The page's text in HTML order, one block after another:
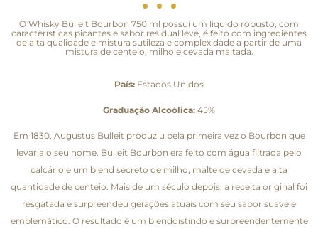
O Whisky Bulleit Bourbon 750 ml possui um liquido robusto, com
características picantes e sabor residual leve, é feito com ingredientes
de alta qualidade e mistura sutileza e complexidade a partir de uma
mistura de centeio, milho e cevada maltada.
País: Estados Unidos
Graduação Alcoólica: 45%
Em 1830, Augustus Bulleit produziu pela primeira vez o Bourbon que
levaria o seu nome. Bulleit Bourbon era feito com água filtrada pelo
calcário e um blend secreto de milho, malte de cevada e alta
quantidade de centeio. Mais de um século depois, a receita original foi
resgatada e surpreendeu gerações atuais com seu sabor suave e
emblemático. O resultado é um blenddistindo e surpreendentemente